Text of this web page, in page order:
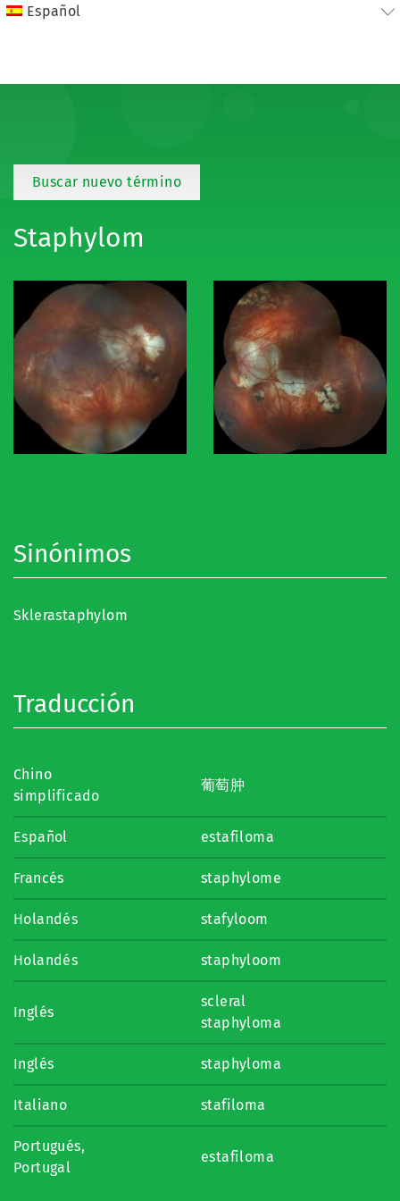
Español
Buscar nuevo término
Staphylom
Sinónimos
Sklerastaphylom
Traducción
Chino
simplificado
葡萄肿
Español estafiloma
Francés staphylome
Holandés stafyloom
Holandés staphyloom
Inglés
scleral
staphyloma
Inglés staphyloma
Italiano stafiloma
Portugués,
Portugal
estafiloma